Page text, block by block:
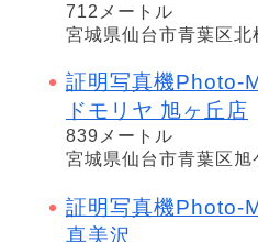
712メートル
宮城県仙台市青葉区北
証明写真機Photo-
ドモリヤ 旭ヶ丘店
839メートル
宮城県仙台市青葉区
証明写真機Photo-
真美沢